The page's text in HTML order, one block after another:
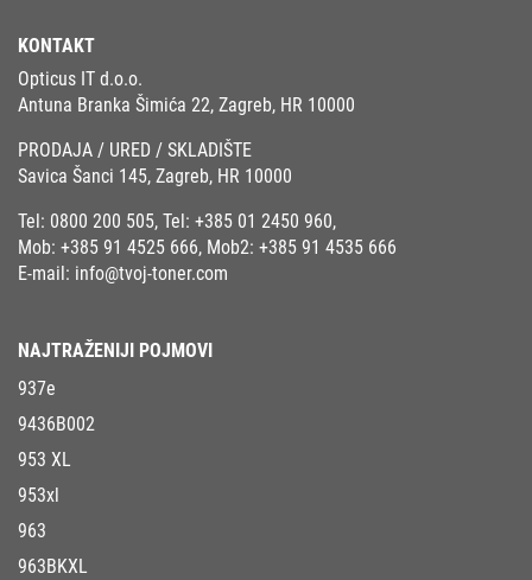
KONTAKT
Opticus IT d.o.o.
Antuna Branka Šimića 22, Zagreb, HR 10000
PRODAJA / URED / SKLADIŠTE
Savica Šanci 145, Zagreb, HR 10000
Tel: 0800 200 505, Tel: +385 01 2450 960,
Mob: +385 91 4525 666, Mob2: +385 91 4535 666
E-mail: info@tvoj-toner.com
NAJTRAŽENIJI POJMOVI
937e
9436B002
953 XL
953xl
963
963BKXL